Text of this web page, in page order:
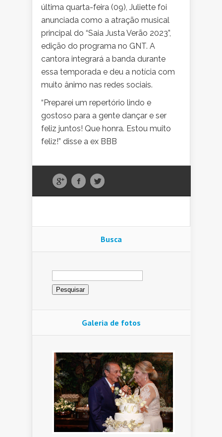
última quarta-feira (09), Juliette foi
anunciada como a atração musical
principal do “Saia Justa Verão 2023”,
edição do programa no GNT. A
cantora integrará a banda durante
essa temporada e deu a notícia com
muito ânimo nas redes sociais.
“Preparei um repertório lindo e
gostoso para a gente dançar e ser
feliz juntos! Que honra. Estou muito
feliz!” disse a ex BBB
Busca
Pesquisar
por:
Galeria de fotos